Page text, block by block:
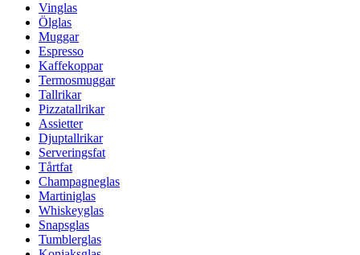
Vinglas
Ölglas
Muggar
Espresso
Kaffekoppar
Termosmuggar
Tallrikar
Pizzatallrikar
Assietter
Djuptallrikar
Serveringsfat
Tårtfat
Champagneglas
Martiniglas
Whiskeyglas
Snapsglas
Tumblerglas